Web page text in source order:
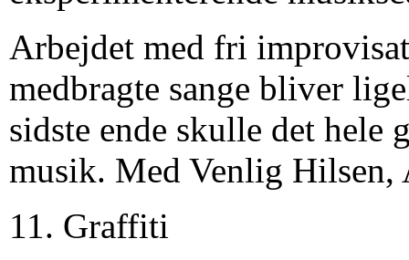
Arbejdet med fri
medbragte sange bliver
sidste ende skulle det hele
musik. Med Venlig
11. Graffiti